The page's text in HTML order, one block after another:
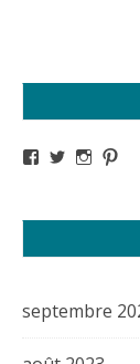
Voir leVoir le
septembre